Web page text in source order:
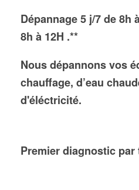
Dépannage 5 j/7 de 8h
8h à 12H .**
Nous dépannons vos
chauffage, d’eau
d'éléctricité.
Premier diagnostic par